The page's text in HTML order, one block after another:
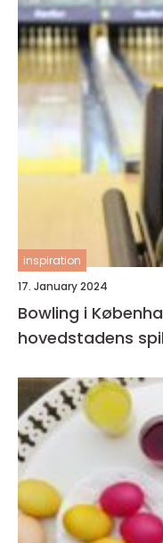
inspiration
17. January 2024
Bowling i
hovedstadens